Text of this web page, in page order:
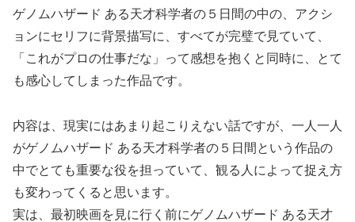
ゲノムハザード ある天才科学者の５日間の中の、アクシ
ョンにセリフに背景描写に、すべてが完璧で見ていて、
「これがプロの仕事だな」って感想を抱くと同時に、とて
も感心してしまった作品です。
内容は、現実にはあまり起こりえない話ですが、一人一人
がゲノムハザード ある天才科学者の５日間という作品の
中でとても重要な役を担っていて、観る人によって捉え方
も変わってくると思います。
実は、最初映画を見に行く前にゲノムハザード ある天才